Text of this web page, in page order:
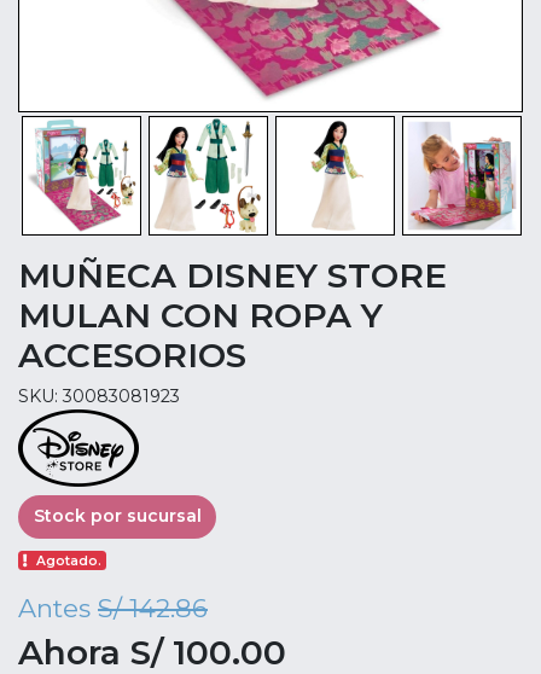
MUÑECA DISNEY STORE
MULAN CON ROPA Y
ACCESORIOS
SKU: 30083081923
Stock por sucursal
Agotado.
Antes S/ 142.86
Ahora S/ 100.00